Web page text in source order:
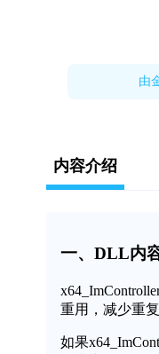
由
内容介绍
一、DLL内
重用，减少重
如果